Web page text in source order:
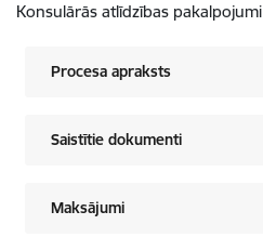
Konsulārās atlīdzības pakalpojumi
Procesa apraksts
Saistītie dokumenti
Maksājumi